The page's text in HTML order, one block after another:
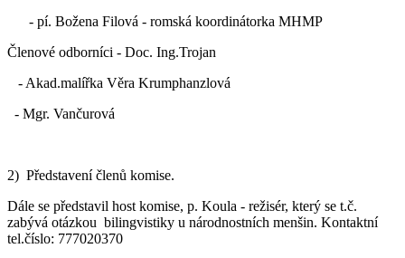
- pí. Božena Filová - romská koordinátorka MHMP
Členové odborníci - Doc. Ing.Trojan
- Akad.malířka Věra Krumphanzlová
- Mgr. Vančurová
2) Představení členů komise.
Dále se představil host komise, p. Koula - režisér, který se t.č.
zabývá otázkou bilingvistiky u národnostních menšin. Kontaktní
tel.číslo: 777020370